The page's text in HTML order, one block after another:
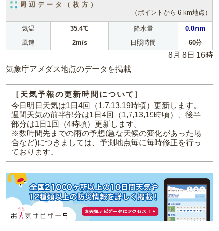
周辺データ（枚方）
（ポイントから 6 km地点）
気温 35.4℃ 降水量
0.0mm
風速
2m/s 日照時間 60分
8月 8日 16時
気象庁アメダス地点のデータを掲載
［天気予報の更新時間について］
今日明日天気は1日4回（1,7,13,19時頃）更新します。
週間天気の前半部分は1日4回（1,7,13,19時頃）、後半
部分は1日1回（4時頃）更新します。
※数時間先までの雨の予想(急な天候の変化があった場
合など)につきましては、予測地点毎に毎時修正を行っ
ております。